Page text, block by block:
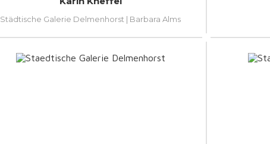
Städtische Galerie Delmenhorst | Barbara Alms